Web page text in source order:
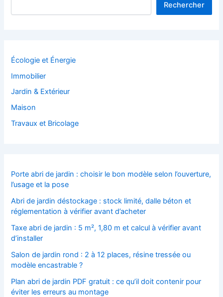
Rechercher
Écologie et Énergie
Immobilier
Jardin & Extérieur
Maison
Travaux et Bricolage
Porte abri de jardin : choisir le bon modèle selon l’ouverture,
l’usage et la pose
Abri de jardin déstockage : stock limité, dalle béton et
réglementation à vérifier avant d’acheter
Taxe abri de jardin : 5 m², 1,80 m et calcul à vérifier avant
d’installer
Salon de jardin rond : 2 à 12 places, résine tressée ou
modèle encastrable ?
Plan abri de jardin PDF gratuit : ce qu’il doit contenir pour
éviter les erreurs au montage